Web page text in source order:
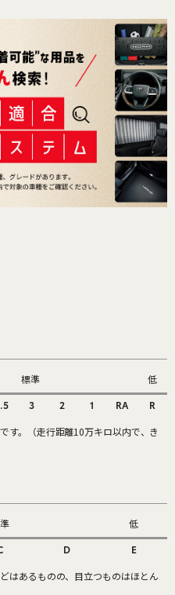
標準 低
3 2 1 RA R
す。（走行距離10万キロ以内で、き
低
D E
はあるものの、目立つものはほとん